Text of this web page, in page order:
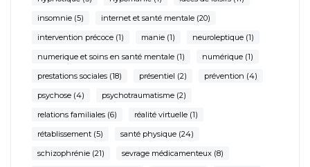
insomnie (5) internet et santé mentale (20)
intervention précoce (1) manie (1) neuroleptique (1)
numerique et soins en santé mentale (1) numérique (1)
prestations sociales (18) présentiel (2) prévention (4)
psychose (4) psychotraumatisme (2)
relations familiales (6) réalité virtuelle (1)
rétablissement (5) santé physique (24)
schizophrénie (21) sevrage médicamenteux (8)